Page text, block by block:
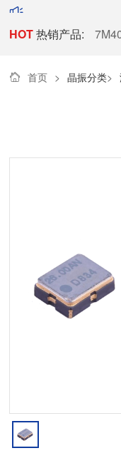
晶振稳居电子厂
HOT热销产品:
首页 > 晶振分类>